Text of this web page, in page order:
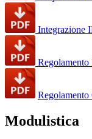
Integrazione
Regolamento
Modulistica